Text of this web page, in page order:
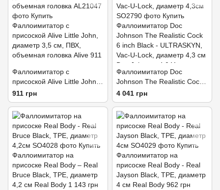
Фаллоимитатор с
присоской Alive Little John,
диаметр 3,5см, ПВХ,
объемная головка
911 грн
Фаллоимитатор Doc
Johnson The Realistic Cock
6 inch Black - ULTRASKYN,
Vac-U-Lock, диаметр 4,3см
4 041 грн